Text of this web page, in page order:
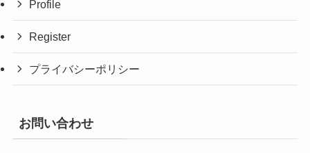
Profile
Register
プライバシーポリシー
お問い合わせ